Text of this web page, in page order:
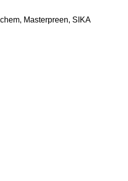
Masterpreen, SIKA